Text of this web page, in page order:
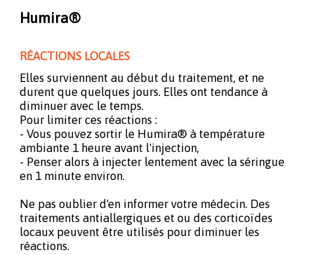
Humira®
RÉACTIONS LOCALES
Elles surviennent au début du traitement, et ne
durent que quelques jours. Elles ont tendance à
diminuer avec le temps.
Pour limiter ces réactions :
- Vous pouvez sortir le Humira® à température
ambiante 1 heure avant l'injection,
- Penser alors à injecter lentement avec la séringue
en 1 minute environ.
Ne pas oublier d'en informer votre médecin. Des
traitements antiallergiques et ou des corticoïdes
locaux peuvent être utilisés pour diminuer les
réactions.